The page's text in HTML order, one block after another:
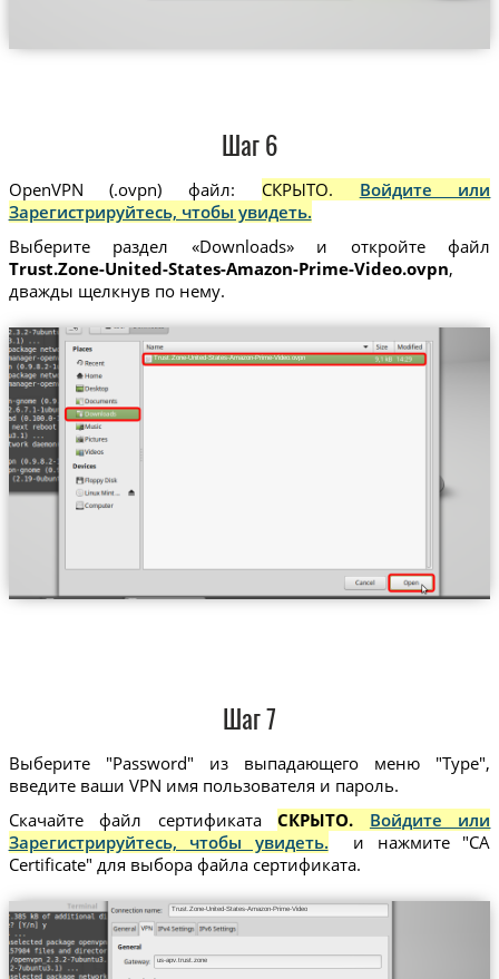
Шаг 6
OpenVPN (.ovpn) файл: СКРЫТО. Войдите или
Зарегистрируйтесь, чтобы увидеть.
Выберите раздел «Downloads» и откройте файл
Trust.Zone-United-States-Amazon-Prime-Video.ovpn,
дважды щелкнув по нему.
Trust.Zone-United-States-Amazon-Prime-Video.ovpn
Шаг 7
Выберите "Password" из выпадающего меню "Type",
введите ваши VPN имя пользователя и пароль.
Скачайте файл сертификатаСКРЫТО. Войдите или
Зарегистрируйтесь, чтобы увидеть. и нажмите "CA
Certificate" для выбора файла сертификата.
Trust.Zone-United-States-Amazon-Prime-Video
us-apv.trust.zone